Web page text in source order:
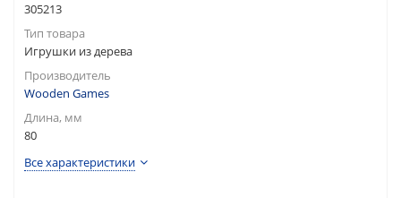
305213
Тип товара
Игрушки из дерева
Производитель
Wooden Games
Длина, мм
80
Все характеристики